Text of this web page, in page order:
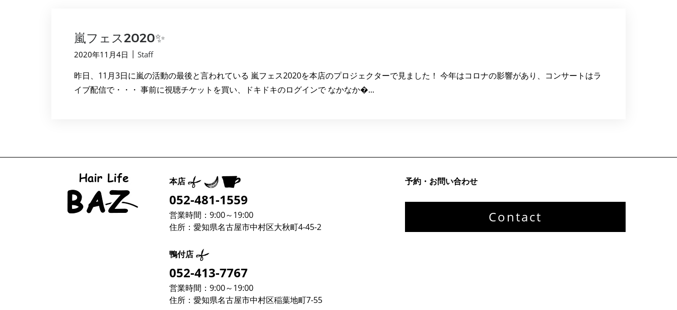
嵐フェス2020✨
2020年11月4日 | Staff
昨日、11月3日に嵐の活動の最後と言われている 嵐フェス2020を本店のプロジェクターで見ました！ 今年はコロナの影響があり、コンサートはラ
イブ配信で・・・ 事前に視聴チケットを買い、ドキドキのログインで なかなか�...
本店
052-481-1559
営業時間：9:00～19:00
住所：愛知県名古屋市中村区大秋町4-45-2
鴨付店
052-413-7767
営業時間：9:00～19:00
住所：愛知県名古屋市中村区稲葉地町7-55
予約・お問い合わせ
Contact